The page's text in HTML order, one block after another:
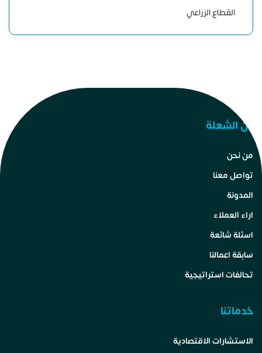
القطاع الزراعي
عن الشعلة
من نحن
تواصل معنا
المدونة
اراء العملاء
اسئلة شائعة
سابقة اعمالنا
تحالفات استراتيجية
خدماتنا
الاستشارات الاقتصادية